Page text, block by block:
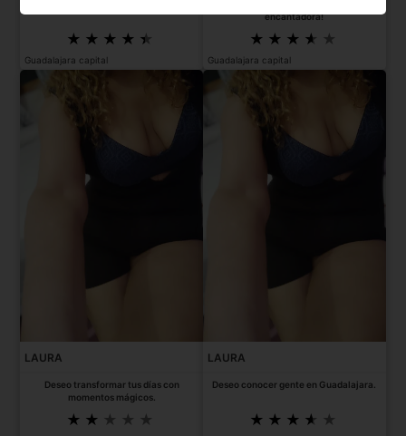
Guadalajara capital
encantadora!
Guadalajara capital
LAURA
Deseo transformar tus días con
momentos mágicos.
LAURA
Deseo conocer gente en Guadalajara.